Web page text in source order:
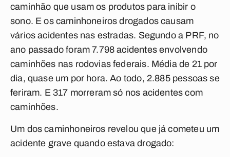
caminhão que usam os produtos para inibir o
sono. E os caminhoneiros drogados causam
vários acidentes nas estradas. Segundo a PRF, no
ano passado foram 7.798 acidentes envolvendo
caminhões nas rodovias federais. Média de 21 por
dia, quase um por hora. Ao todo, 2.885 pessoas se
feriram. E 317 morreram só nos acidentes com
caminhões.
Um dos caminhoneiros revelou que já cometeu um
acidente grave quando estava drogado: